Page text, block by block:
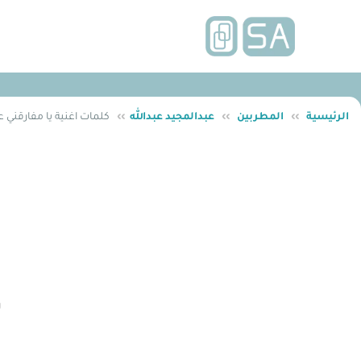
الرئيسية ›› المطربين ›› عبدالمجيد عبدالله ›› كلمات اغنية يا مفارقني